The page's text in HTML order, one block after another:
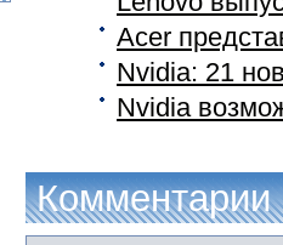
Acer
Nvidia: 21
Nvidia
Комментарии